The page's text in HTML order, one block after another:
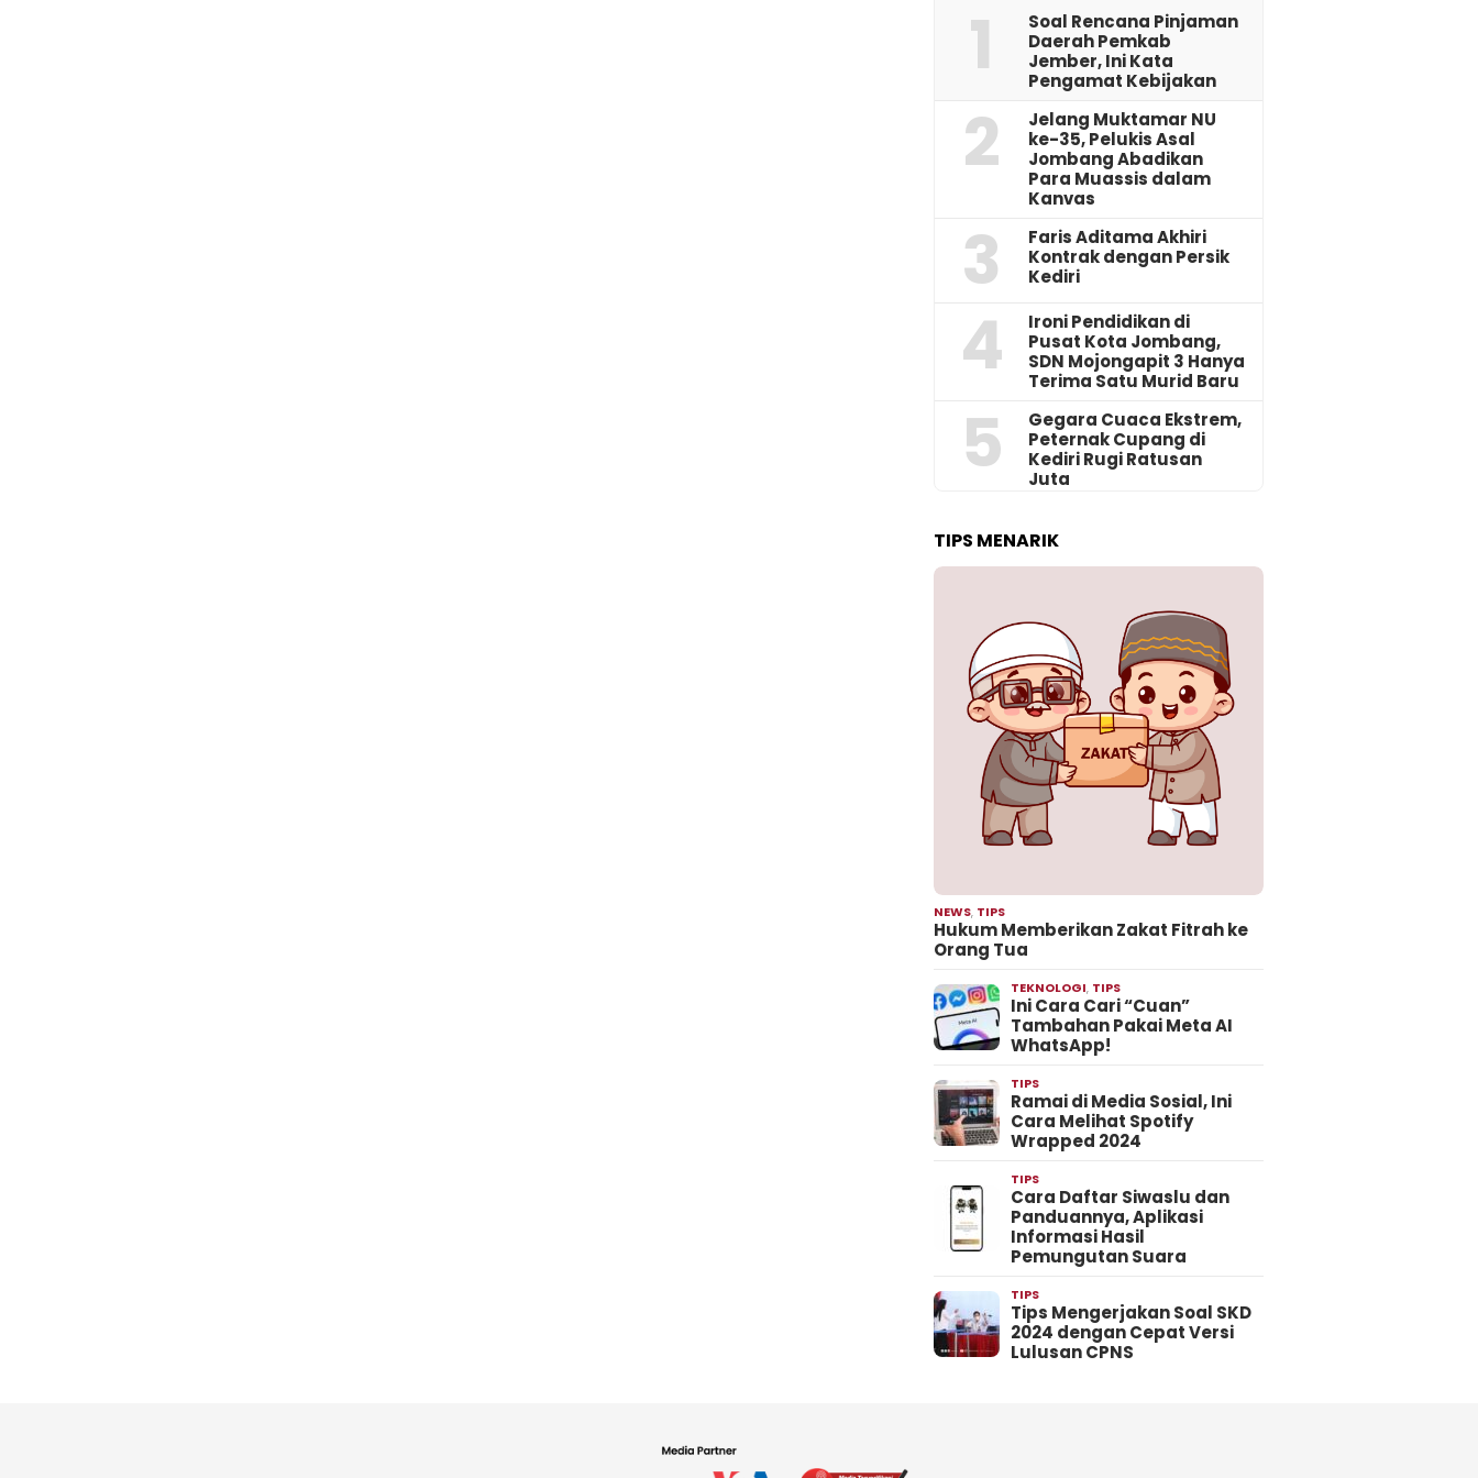
1
‎Soal Rencana Pinjaman
Daerah Pemkab
Jember, Ini Kata
Pengamat Kebijakan ‎
2
Jelang Muktamar NU
ke-35, Pelukis Asal
Jombang Abadikan
Para Muassis dalam
Kanvas
3
Faris Aditama Akhiri
Kontrak dengan Persik
Kediri
4
Ironi Pendidikan di
Pusat Kota Jombang,
SDN Mojongapit 3 Hanya
Terima Satu Murid Baru
5
‎Gegara Cuaca Ekstrem,
Peternak Cupang di
Kediri Rugi Ratusan
Juta
TIPS MENARIK
NEWS, TIPS
Hukum Memberikan Zakat Fitrah ke
Orang Tua
TEKNOLOGI, TIPS
Ini Cara Cari “Cuan”
Tambahan Pakai Meta AI
WhatsApp!
TIPS
Ramai di Media Sosial, Ini
Cara Melihat Spotify
Wrapped 2024
TIPS
Cara Daftar Siwaslu dan
Panduannya, Aplikasi
Informasi Hasil
Pemungutan Suara
TIPS
Tips Mengerjakan Soal SKD
2024 dengan Cepat Versi
Lulusan CPNS